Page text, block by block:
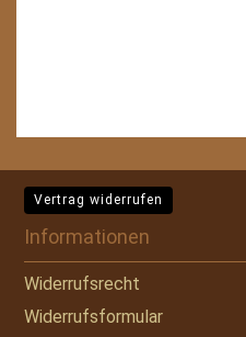
Vertrag widerrufen
Informationen
Widerrufsrecht
Widerrufsformular